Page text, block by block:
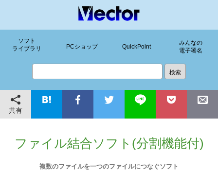
ソフト
ライブラリ
PCショップ QuickPoint
みんなの
電子署名
共有
ファイル結合ソフト(分割機能付)
複数のファイルを一つのファイルにつなぐソフト